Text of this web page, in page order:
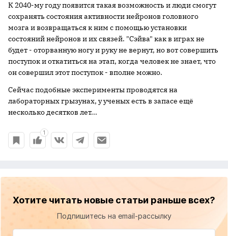
К 2040-му году появится такая возможность и люди смогут
сохранять состояния активности нейронов головного
мозга и возвращаться к ним с помощью установки
состояний нейронов и их связей. "Сэйва" как в играх не
будет - оторванную ногу и руку не вернут, но вот совершить
поступок и откатиться на этап, когда человек не знает, что
он совершил этот поступок - вполне можно.
Сейчас подобные эксперименты проводятся на
лабораторных грызунах, у ученых есть в запасе ещё
несколько десятков лет...
1
Хотите читать новые статьи раньше всех?
Подпишитесь на email-рассылку